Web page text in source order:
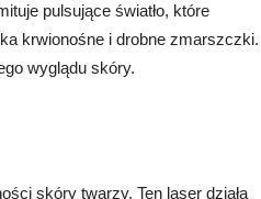
pulsujące światło, które
krwionośne i drobne zmarszczki.
wyglądu skóry.
skóry twarzy. Ten laser działa